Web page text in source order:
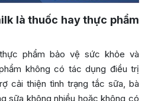
là thuốc hay thực phẩm
phẩm bảo vệ sức khỏe và
không có tác dụng điều trị
cải thiện tình trạng tắc sữa, bà
sữa không nhiều hoặc không có